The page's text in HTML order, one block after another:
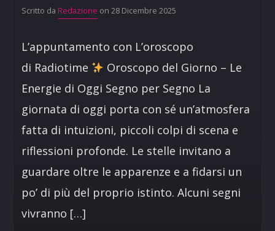
Scritto da Redazione on 28 Dicembre 2025
L’appuntamento con L’oroscopo
di Radiotime
Oroscopo del Giorno – Le
Energie di Oggi Segno per Segno La
giornata di oggi porta con sé un’atmosfera
fatta di intuizioni, piccoli colpi di scena e
riflessioni profonde. Le stelle invitano a
guardare oltre le apparenze e a fidarsi un
po’ di più del proprio istinto. Alcuni segni
vivranno […]